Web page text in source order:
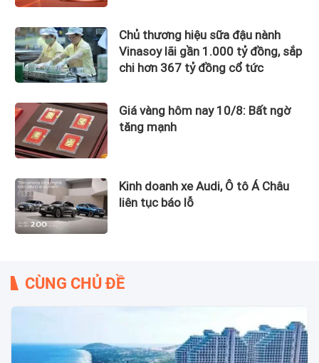
Chủ thương hiệu sữa đậu nành
Vinasoy lãi gần 1.000 tỷ đồng, sắp
chi hơn 367 tỷ đồng cổ tức
Giá vàng hôm nay 10/8: Bất ngờ
tăng mạnh
Kinh doanh xe Audi, Ô tô Á Châu
liên tục báo lỗ
CÙNG CHỦ ĐỀ